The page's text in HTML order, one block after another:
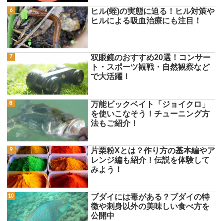
ヒル(蛭)の実態に迫る！ヒル対策や
ヒルによる吸血治療にも注目！
双眼鏡のおすすめ20選！コンサー
ト・スポーツ観戦・自然観察など
で大活躍！
万能ビックベイト「ジョイクロ」
を使いこなそう！チューニング方
法もご紹介！
片栗粉Xとは？作り方の基本編やア
レンジ編も紹介！伝説を体験して
みよう！
ブダイには毒がある？ブダイの特
徴や刺身以外の美味しい食べ方を
公開中